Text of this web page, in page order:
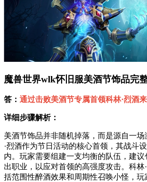
魔兽世界wlk怀旧服美酒节饰品完
答： 通过击败美酒节专属首领科林·烈酒
详细步骤解析：
美酒节饰品并非随机掉落，而是源自一
·烈酒作为节日活动的核心首领，其战斗
内。玩家需要组建一支均衡的队伍，建
出职业，以应对首领的高强度攻击。科林
括范围性醉酒效果和周期性召唤小怪，